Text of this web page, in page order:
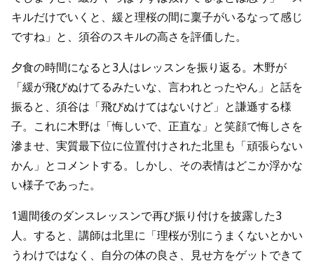
キルだけでいくと、緩と理桜の間に稟子がいるなって感じ
ですね」と、須谷のスキルの高さを評価した。
夕食の時間になると3人はレッスンを振り返る。木野が
「緩が飛びぬけてるみたいな、言われとったやん」と話を
振ると、須谷は「飛びぬけてはないけど」と謙遜する様
子。これに木野は「悔しいで、正直な」と笑顔で悔しさを
滲ませ、実質最下位に位置付けされた北里も「頑張らない
かん」とコメントする。しかし、その表情はどこか浮かな
い様子であった。
1週間後のダンスレッスンで再び振り付けを披露した3
人。すると、講師は北里に「理桜が別にうまくないとかい
うわけではなく、自分の体の良さ、見せ方をゲットできて